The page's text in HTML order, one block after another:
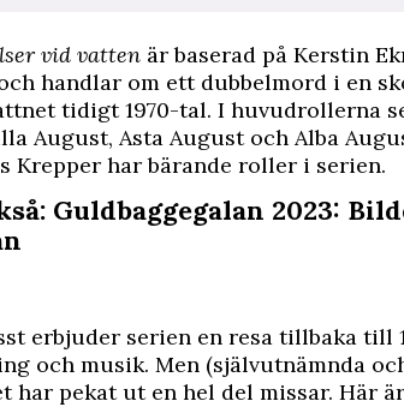
vid vatten är baserad på Kerstin
handlar om ett dubbelmord i en
tidigt 1970-tal. I huvudrollerna
August, Asta August och Alba
Krepper har bärande roller i serien.
Guldbaggegalan 2023:
erbjuder serien en resa tillbaka till
och musik. Men (självutnämnda
har pekat ut en hel del missar. Här